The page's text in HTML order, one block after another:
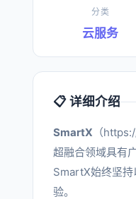
分类
云服务
📋 详细介绍
SmartX （
超融合领域具有
SmartX始终坚持
验。